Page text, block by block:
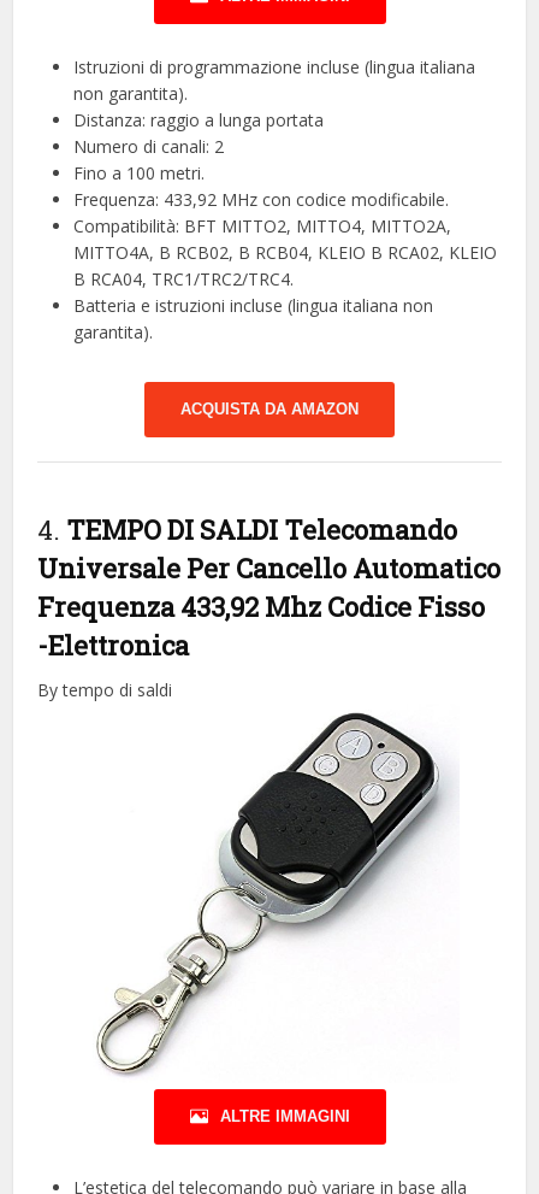
Istruzioni di programmazione incluse (lingua italiana
non garantita).
Distanza: raggio a lunga portata
Numero di canali: 2
Fino a 100 metri.
Frequenza: 433,92 MHz con codice modificabile.
Compatibilità: BFT MITTO2, MITTO4, MITTO2A,
MITTO4A, B RCB02, B RCB04, KLEIO B RCA02, KLEIO
B RCA04, TRC1/TRC2/TRC4.
Batteria e istruzioni incluse (lingua italiana non
garantita).
ACQUISTA DA AMAZON
4. TEMPO DI SALDI Telecomando
Universale Per Cancello Automatico
Frequenza 433,92 Mhz Codice Fisso
-Elettronica
By tempo di saldi
ALTRE IMMAGINI
L’estetica del telecomando può variare in base alla